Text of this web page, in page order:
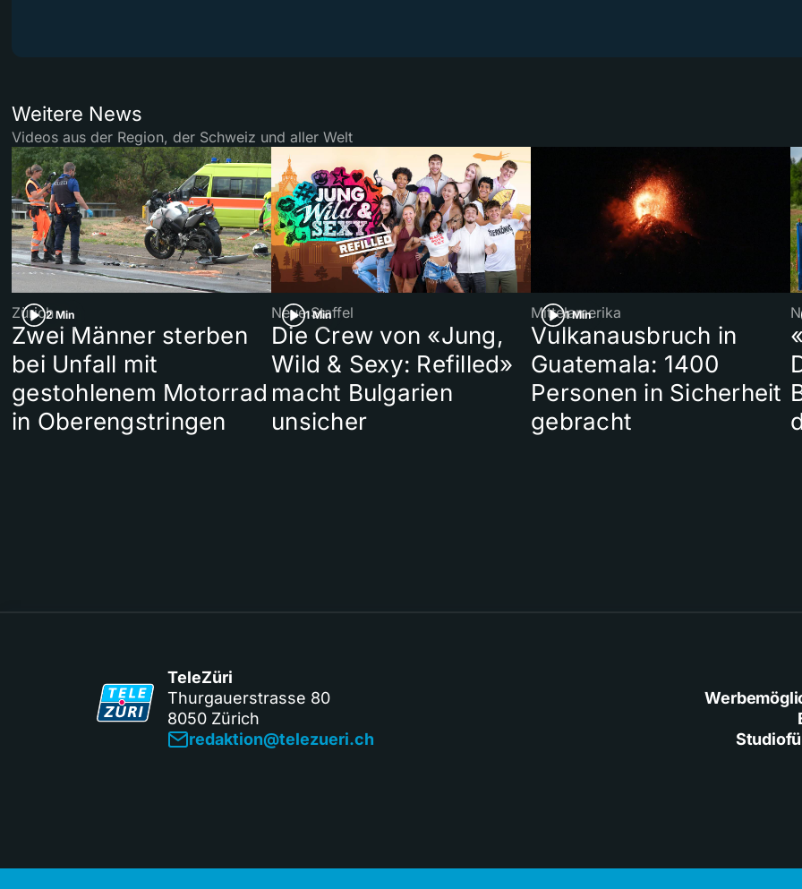
Weitere News
Videos aus der Region, der Schweiz und aller Welt
2 Min
Zürich
Zwei Männer sterben
bei Unfall mit
gestohlenem Motorrad
in Oberengstringen
1 Min
Neue Staffel
Die Crew von «Jung,
Wild & Sexy: Refilled»
macht Bulgarien
unsicher
1 Min
Mittelamerika
Vulkanausbruch in
Guatemala: 1400
Personen in Sicherheit
gebracht
TeleZüri
Thurgauerstrasse 80
8050 Zürich
redaktion@telezueri.ch